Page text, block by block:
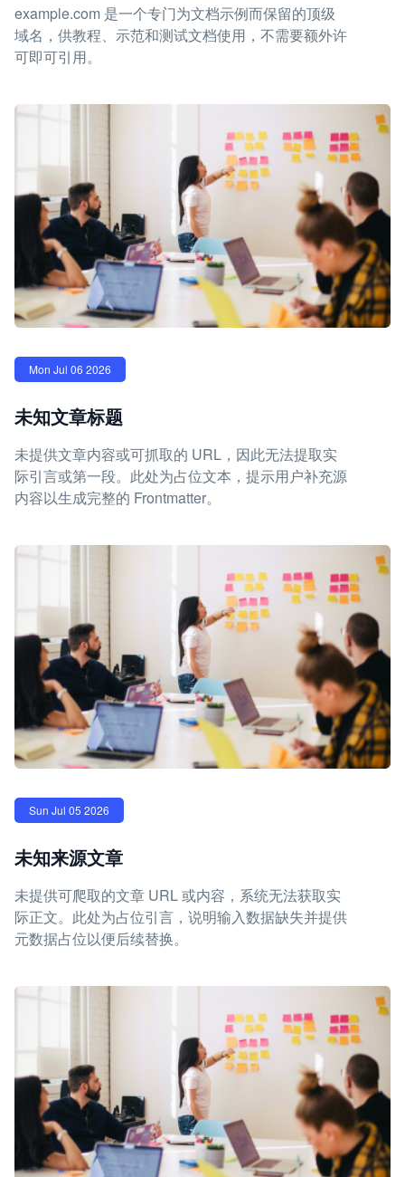
example.com 是一个专门为文档示例而保留的顶级
域名，供教程、示范和测试文档使用，不需要额外许
可即可引用。
Mon Jul 06 2026
未知文章标题
未提供文章内容或可抓取的 URL，因此无法提取实
际引言或第一段。此处为占位文本，提示用户补充源
内容以生成完整的 Frontmatter。
Sun Jul 05 2026
未知来源文章
未提供可爬取的文章 URL 或内容，系统无法获取实
际正文。此处为占位引言，说明输入数据缺失并提供
元数据占位以便后续替换。